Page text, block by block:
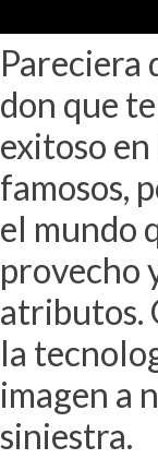
Pareciera
don que
exitoso
famosos,
el mundo
provecho
atributos.
la
imagen a
siniestra.